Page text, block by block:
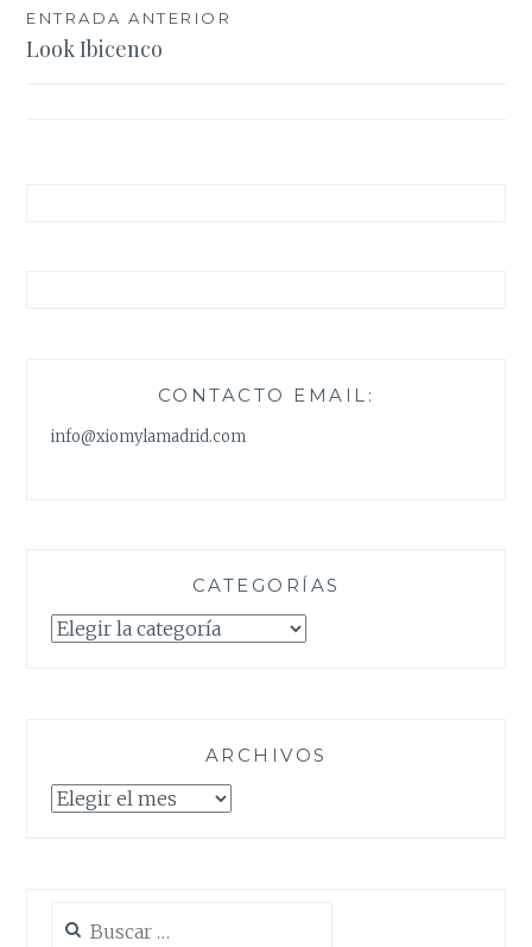
Navegación
de
ENTRADA ANTERIOR
Look Ibicenco
CONTACTO EMAIL:
info@xiomylamadrid.com
CATEGORÍAS
Categorías
ARCHIVOS
Archivos